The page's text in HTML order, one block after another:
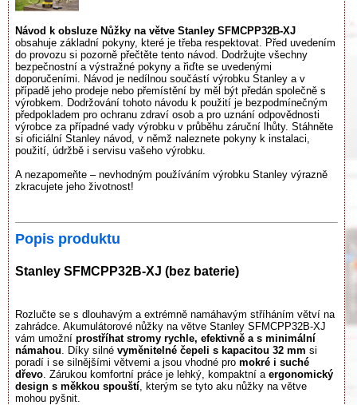
Návod k obsluze Nůžky na větve Stanley SFMCPP32B-XJ
obsahuje základní pokyny, které je třeba respektovat. Před uvedením
do provozu si pozorně přečtěte tento návod. Dodržujte všechny
bezpečnostní a výstražné pokyny a řiďte se uvedenými
doporučeními. Návod je nedílnou součástí výrobku Stanley a v
případě jeho prodeje nebo přemístění by měl být předán společně s
výrobkem. Dodržování tohoto návodu k použití je bezpodmínečným
předpokladem pro ochranu zdraví osob a pro uznání odpovědnosti
výrobce za případné vady výrobku v průběhu záruční lhůty. Stáhněte
si oficiální Stanley návod, v němž naleznete pokyny k instalaci,
použití, údržbě i servisu vašeho výrobku.
A nezapomeňte – nevhodným používáním výrobku Stanley výrazně
zkracujete jeho životnost!
Popis produktu
Stanley SFMCPP32B-XJ (bez baterie)
Rozlučte se s dlouhavým a extrémně namáhavým stříháním větví na
zahrádce. Akumulátorové nůžky na větve Stanley SFMCPP32B-XJ
vám umožní prostříhat stromy rychle, efektivně a s minimální
námahou . Díky silné vyměnitelné čepeli s kapacitou 32 mm si
poradí i se silnějšími větvemi a jsou vhodné pro mokré i suché
dřevo . Zárukou komfortní práce je lehký, kompaktní a ergonomický
design s měkkou spouští , kterým se tyto aku nůžky na větve
mohou pyšnit.